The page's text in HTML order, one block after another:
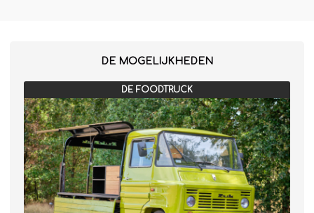
Poffertjes
Popcornmachine
Slush
Slurphut
Smoothiebar
Soepkraam
DE MOGELIJKHEDEN
DE FOODTRUCK